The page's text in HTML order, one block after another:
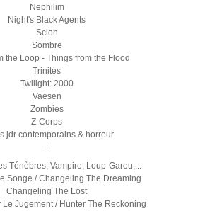
Nephilim
Night's Black Agents
Scion
Sombre
the Loop - Things from the Flood
Trinités
Twilight: 2000
Vaesen
Zombies
Z-Corps
jdr contemporains & horreur
+
Ténèbres, Vampire, Loup-Garou,...
Songe / Changeling The Dreaming
Changeling The Lost
Le Jugement / Hunter The Reckoning